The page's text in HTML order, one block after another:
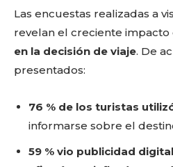
Las encuestas realizadas a
revelan el creciente impacto
en la decisión de viaje. De
presentados:
76 % de los turistas
informarse sobre el
59 % vio publicidad digital